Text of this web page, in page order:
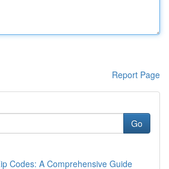
Report Page
Go
Codes: A Comprehensive Guide